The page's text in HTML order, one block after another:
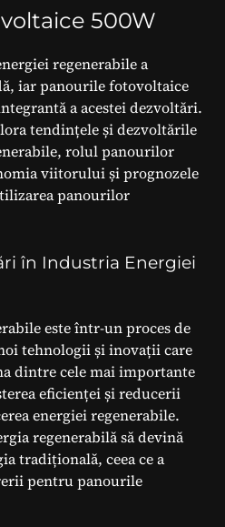
500W
regenerabile a
iar panourile fotovoltaice
a acestei dezvoltări.
tendințele și dezvoltările
rolul panourilor
viitorului și prognozele
panourilor
în Industria Energiei
este într-un proces de
tehnologii și inovații care
dintre cele mai importante
eficienței și reducerii
energiei regenerabile.
regenerabilă să devină
tradițională, ceea ce a
pentru panourile